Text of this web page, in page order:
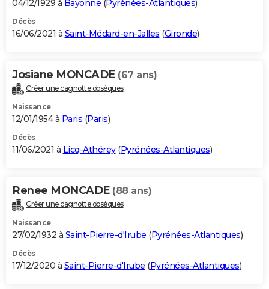
04/12/1929 à Bayonne (Pyrénées-Atlantiques)
Décès
16/06/2021 à Saint-Médard-en-Jalles (Gironde)
Josiane MONCADE (67 ans)
Créer une cagnotte obsèques
Naissance
12/01/1954 à Paris (Paris)
Décès
11/06/2021 à Licq-Athérey(Pyrénées-Atlantiques)
Renee MONCADE (88 ans)
Créer une cagnotte obsèques
Naissance
27/02/1932 à Saint-Pierre-d'Irube (Pyrénées-Atlantiques)
Décès
17/12/2020 à Saint-Pierre-d'Irube (Pyrénées-Atlantiques)